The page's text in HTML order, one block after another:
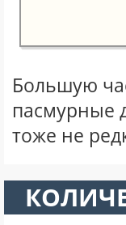
Большую
пасмурные
тоже не